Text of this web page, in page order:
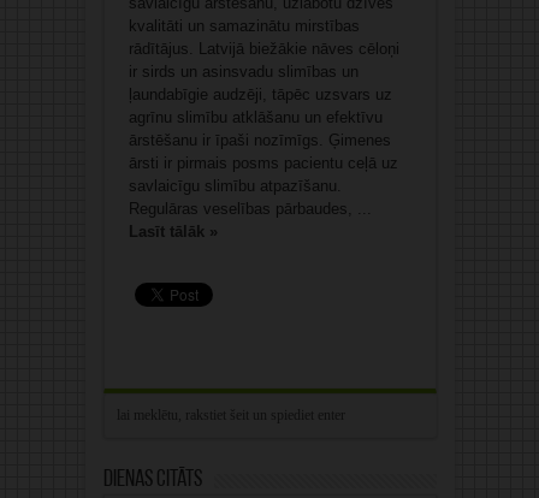
kvalitāti un samazinātu mirstības
rādītājus. Latvijā biežākie nāves cēloņi
ir sirds un asinsvadu slimības un
ļaundabīgie audzēji, tāpēc uzsvars uz
agrīnu slimību atklāšanu un efektīvu
ārstēšanu ir īpaši nozīmīgs. Ģimenes
ārsti ir pirmais posms pacientu ceļā uz
savlaicīgu slimību atpazīšanu.
Regulāras veselības pārbaudes, ...
Lasīt tālāk »
Dienas citāts